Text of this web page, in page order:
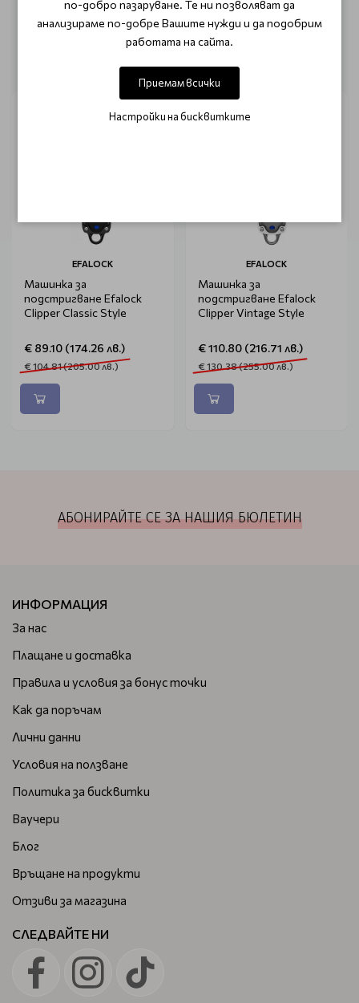
EFALOCK
Машинка за
подстригване Efalock
Clipper Classic Style
€ 89.10 (174.26 лв.)
€ 104.81 (205.00 лв.)
EFALOCK
Машинка за
подстригване Efalock
Clipper Vintage Style
€ 110.80 (216.71 лв.)
€ 130.38 (255.00 лв.)
АБОНИРАЙТЕ СЕ ЗА НАШИЯ БЮЛЕТИН
ИНФОРМАЦИЯ
За нас
Плащане и доставка
Правила и условия за бонус точки
Как да поръчам
Лични данни
Условия на ползване
Политика за бисквитки
Ваучери
Блог
Връщане на продукти
Отзиви за магазина
СЛЕДВАЙТЕ НИ
по-добро пазаруване. Те ни позволяват да
анализираме по-добре Вашите нужди и да подобрим
работата на сайта.
Приемам всички
Настройки на бисквитките